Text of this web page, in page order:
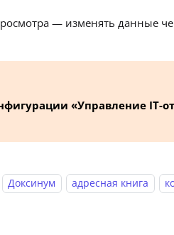
— изменять данные
«Управление IT-
Доксинум адресная книга